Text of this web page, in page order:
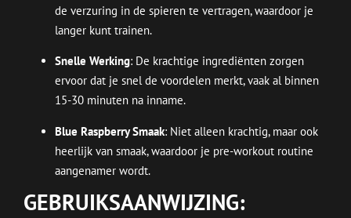
de verzuring in de spieren te vertragen, waardoor je
langer kunt trainen.
Snelle Werking: De krachtige ingrediënten zorgen
ervoor dat je snel de voordelen merkt, vaak al binnen
15-30 minuten na inname.
Blue Raspberry Smaak: Niet alleen krachtig, maar ook
heerlijk van smaak, waardoor je pre-workout routine
aangenamer wordt.
GEBRUIKSAANWIJZING: